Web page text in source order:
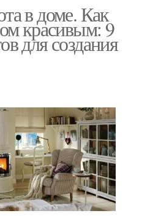
в доме. Как
красивым: 9
для создания